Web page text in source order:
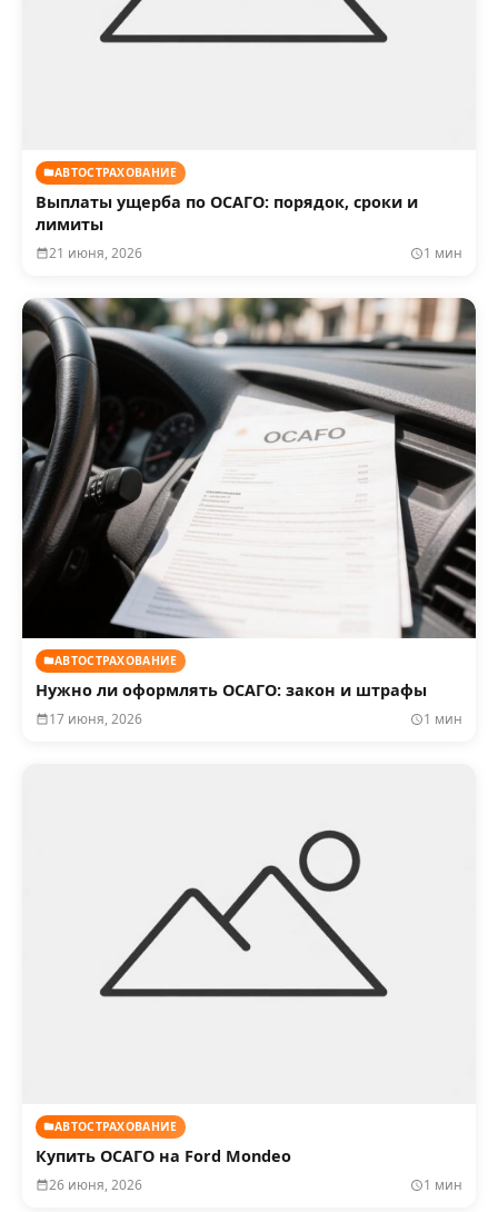
АВТОСТРАХОВАНИЕ
Выплаты ущерба по ОСАГО: порядок, сроки и
лимиты
21 июня, 2026 1 мин
АВТОСТРАХОВАНИЕ
Нужно ли оформлять ОСАГО: закон и штрафы
17 июня, 2026 1 мин
АВТОСТРАХОВАНИЕ
Купить ОСАГО на Ford Mondeo
26 июня, 2026 1 мин